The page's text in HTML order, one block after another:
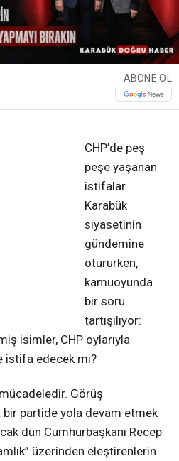
ABONE OL
CHP’de peş
peşe yaşanan
istifalar
Karabük
siyasetinin
gündemine
otururken,
kamuoyunda
bir soru
tartışılıyor:
isimler, CHP oylarıyla
istifa edecek mi?
Görüş
partide yola devam etmek
dün Cumhurbaşkanı Recep
üzerinden eleştirenlerin